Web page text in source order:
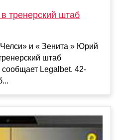
тренерский штаб
и « Зенита » Юрий
штаб
Legalbet. 42-